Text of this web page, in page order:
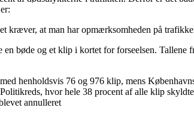
kræver, at man har opmærksomheden på
bøde og et klip i kortet for forseelsen. Tallene
henholdsvis 76 og 976 klip, mens
hvor hele 38 procent af alle klip
annulleret